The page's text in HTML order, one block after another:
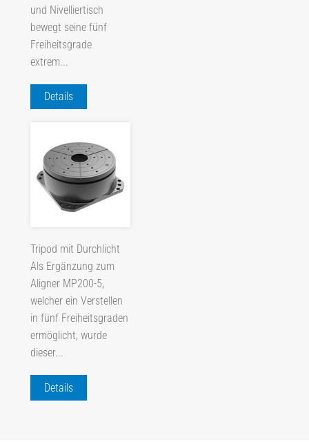
und Nivelliertisch
bewegt seine fünf
Freiheitsgrade
extrem...
Details
Tripod mit Durchlicht
Als Ergänzung zum
Aligner MP200-5,
welcher ein Verstellen
in fünf Freiheitsgraden
ermöglicht, wurde
dieser...
Details